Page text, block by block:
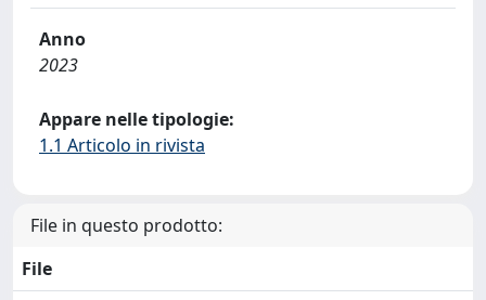
Anno
2023
Appare nelle tipologie:
1.1 Articolo in rivista
File in questo prodotto:
File